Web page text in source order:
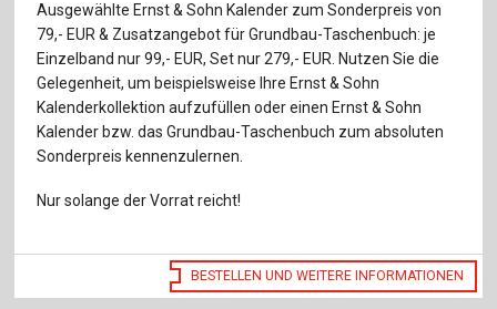
Werben
Service
Für Autor:innen
Ausgewählte Ernst & Sohn Kalender zum Sonderpreis von
79,- EUR & Zusatzangebot für Grundbau-Taschenbuch: je
Einzelband nur 99,- EUR, Set nur 279,- EUR. Nutzen Sie die
Gelegenheit, um beispielsweise Ihre Ernst & Sohn
Kalenderkollektion aufzufüllen oder einen Ernst & Sohn
Kalender bzw. das Grundbau-Taschenbuch zum absoluten
Sonderpreis kennenzulernen.
Nur solange der Vorrat reicht!
BESTELLEN UND WEITERE INFORMATIONEN